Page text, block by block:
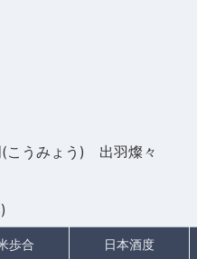
うみょう) 出羽燦々
歩合 日本酒度